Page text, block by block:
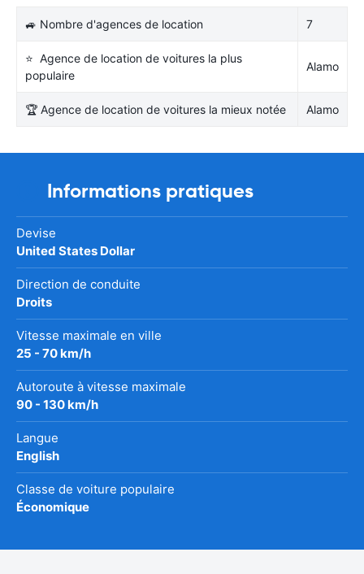
🚙 Nombre d'agences de location 7
⭐ Agence de location de voitures la plus
populaire
Alamo
🏆 Agence de location de voitures la mieux notée Alamo
Informations pratiques
Devise
United States Dollar
Direction de conduite
Droits
Vitesse maximale en ville
25 - 70 km/h
Autoroute à vitesse maximale
90 - 130 km/h
Langue
English
Classe de voiture populaire
Économique